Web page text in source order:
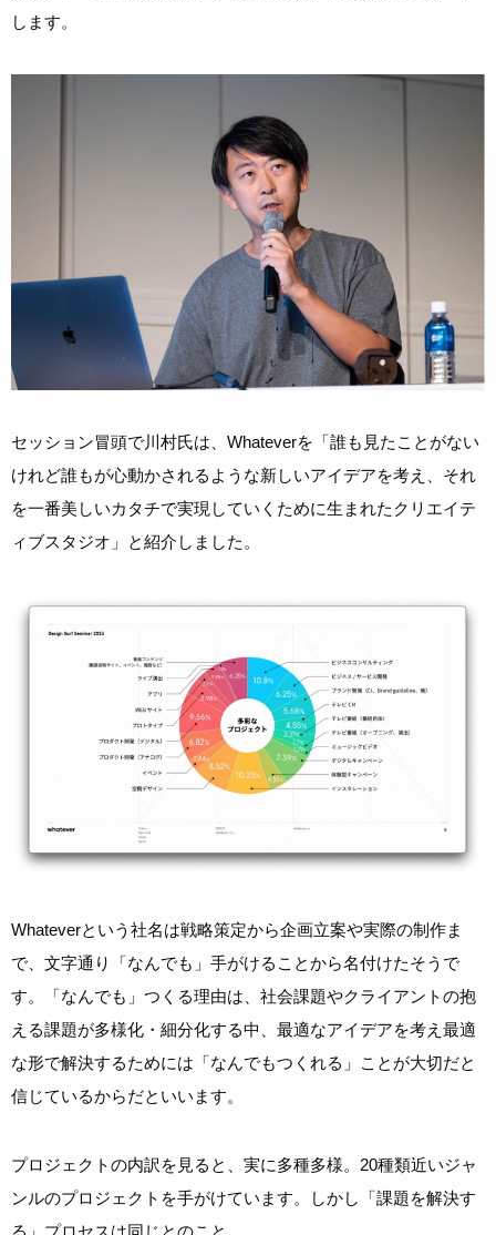
します。
セッション冒頭で川村氏は、Whateverを「誰も見たことがない
けれど誰もが心動かされるような新しいアイデアを考え、それ
を一番美しいカタチで実現していくために生まれたクリエイテ
ィブスタジオ」と紹介しました。
Whateverという社名は戦略策定から企画立案や実際の制作ま
で、文字通り「なんでも」手がけることから名付けたそうで
す。「なんでも」つくる理由は、社会課題やクライアントの抱
える課題が多様化・細分化する中、最適なアイデアを考え最適
な形で解決するためには「なんでもつくれる」ことが大切だと
信じているからだといいます。
プロジェクトの内訳を見ると、実に多種多様。20種類近いジャ
ンルのプロジェクトを手がけています。しかし「課題を解決す
る」プロセスは同じとのこと。